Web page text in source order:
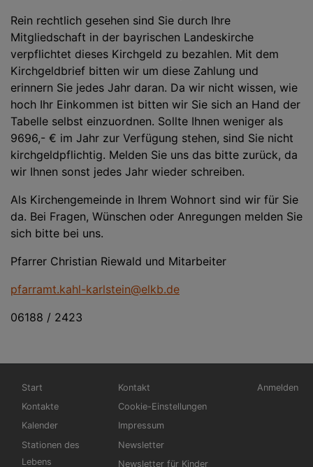
Rein rechtlich gesehen sind Sie durch Ihre
Mitgliedschaft in der bayrischen Landeskirche
verpflichtet dieses Kirchgeld zu bezahlen. Mit dem
Kirchgeldbrief bitten wir um diese Zahlung und
erinnern Sie jedes Jahr daran. Da wir nicht wissen, wie
hoch Ihr Einkommen ist bitten wir Sie sich an Hand der
Tabelle selbst einzuordnen. Sollte Ihnen weniger als
9696,- € im Jahr zur Verfügung stehen, sind Sie nicht
kirchgeldpflichtig. Melden Sie uns das bitte zurück, da
wir Ihnen sonst jedes Jahr wieder schreiben.
Als Kirchengemeinde in Ihrem Wohnort sind wir für Sie
da. Bei Fragen, Wünschen oder Anregungen melden Sie
sich bitte bei uns.
Pfarrer Christian Riewald und Mitarbeiter
pfarramt.kahl-karlstein@elkb.de
06188 / 2423
Hauptnavigation
Start
Kontakte
Kalender
Stationen des
Lebens
Fußbereichsmenü
Kontakt
Cookie-Einstellungen
Impressum
Newsletter
Newsletter für Kinder
Anmelden